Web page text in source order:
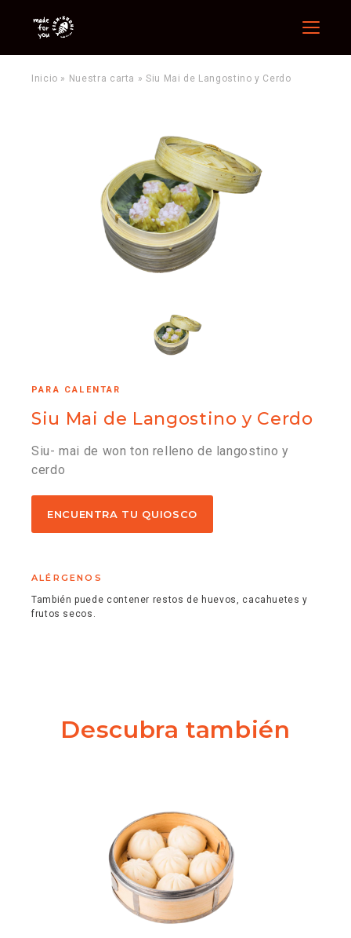
Menu
Inicio » Nuestra carta »Siu Mai de Langostino y Cerdo
PARA CALENTAR
Siu Mai de Langostino y Cerdo
Siu- mai de won ton relleno de langostino y
cerdo
ENCUENTRA TU QUIOSCO
ALÉRGENOS
También puede contener restos de huevos, cacahuetes y
frutos secos.
Descubra también